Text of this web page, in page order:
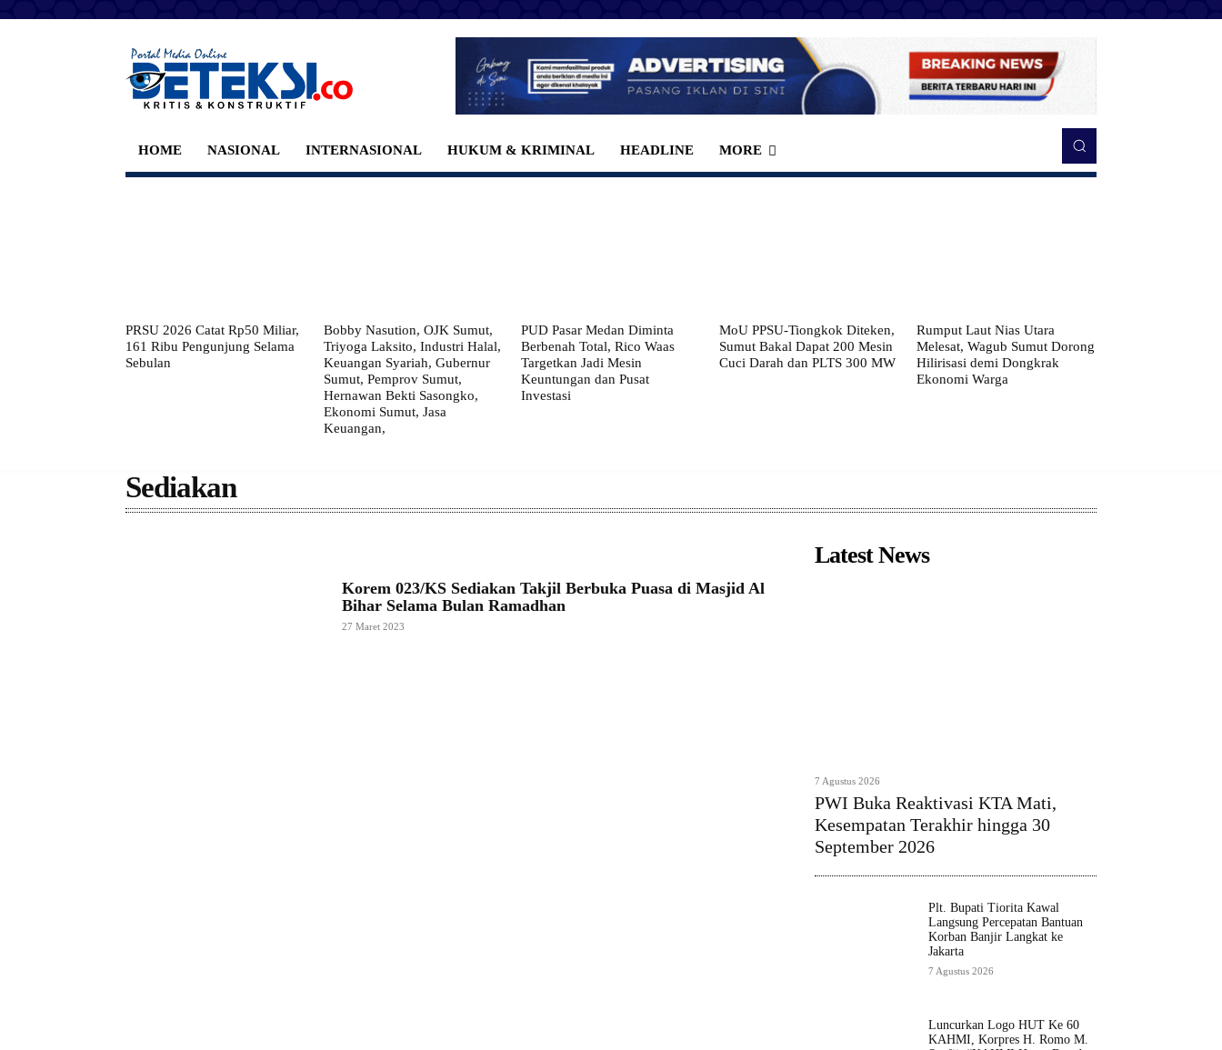
HOME NASIONAL INTERNASIONAL HUKUM & KRIMINAL HEADLINE MORE
PRSU 2026 Catat Rp50 Miliar,
161 Ribu Pengunjung Selama
Sebulan
Bobby Nasution, OJK Sumut,
Triyoga Laksito, Industri Halal,
Keuangan Syariah, Gubernur
Sumut, Pemprov Sumut,
Hernawan Bekti Sasongko,
Ekonomi Sumut, Jasa
Keuangan,
PUD Pasar Medan Diminta
Berbenah Total, Rico Waas
Targetkan Jadi Mesin
Keuntungan dan Pusat
Investasi
MoU PPSU-Tiongkok Diteken,
Sumut Bakal Dapat 200 Mesin
Cuci Darah dan PLTS 300 MW
Rumput Laut Nias Utara
Melesat, Wagub Sumut Dorong
Hilirisasi demi Dongkrak
Ekonomi Warga
Sediakan
Korem 023/KS Sediakan Takjil Berbuka Puasa di Masjid Al
Bihar Selama Bulan Ramadhan
27 Maret 2023
Latest News
7 Agustus 2026
PWI Buka Reaktivasi KTA Mati,
Kesempatan Terakhir hingga 30
September 2026
Plt. Bupati Tiorita Kawal
Langsung Percepatan Bantuan
Korban Banjir Langkat ke
Jakarta
7 Agustus 2026
Luncurkan Logo HUT Ke 60
KAHMI, Korpres H. Romo M.